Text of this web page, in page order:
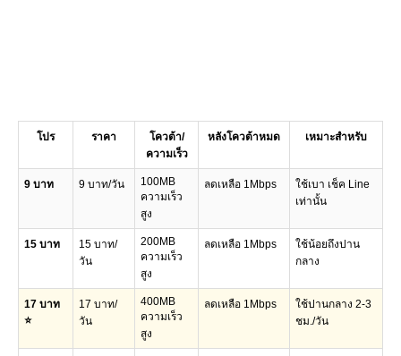
โปร ราคา
โควต้า/
ความเร็ว
หลังโควต้าหมด เหมาะสำหรับ
9 บาท 9 บาท/วัน
100MB
ความเร็ว
สูง
ลดเหลือ 1Mbps
ใช้เบา เช็ค Line
เท่านั้น
15 บาท
15 บาท/
วัน
200MB
ความเร็ว
สูง
ลดเหลือ 1Mbps
ใช้น้อยถึงปาน
กลาง
17 บาท
⭐
17 บาท/
วัน
400MB
ความเร็ว
สูง
ลดเหลือ 1Mbps
ใช้ปานกลาง 2-3
ชม./วัน